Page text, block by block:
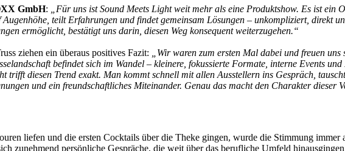
GmbH:
„Für uns ist Sound Meets Light weit mehr als eine Produktshow. Es ist ein
teilt Erfahrungen und findet gemeinsam Lösungen – unkompliziert, direkt
ermöglicht, bestätigt uns darin, diesen Weg konsequent weiterzugehen.“
ziehen ein überaus positives Fazit:
„Wir waren zum ersten Mal dabei und freuen uns
befindet sich im Wandel – kleinere, fokussierte Formate, interne Events
trifft diesen Trend exakt. Man kommt schnell mit allen Ausstellern ins Gespräch,
und ein freundschaftliches Miteinander. Genau das macht den Charakter dieser
liefen und die ersten Cocktails über die Theke gingen, wurde die Stimmung immer
zunehmend persönliche Gespräche, die weit über das berufliche Umfeld